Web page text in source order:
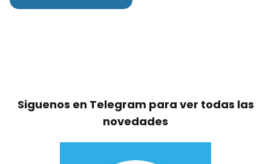
Siguenos en Telegram para ver todas las
novedades